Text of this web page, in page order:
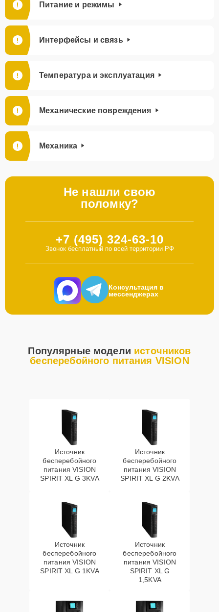
Питание и режимы
Интерфейсы и связь
Температура и эксплуатация
Механические повреждения
Механика
Не нашли свою
поломку?
+7 (495) 324-63-10
Звонок бесплатный по всей территории РФ
Консультация в
мессенджерах
Популярные модели источников
бесперебойного питания VISION
Источник
бесперебойного
питания VISION
SPIRIT XL G 3KVA
Источник
бесперебойного
питания VISION
SPIRIT XL G 2KVA
Источник
бесперебойного
питания VISION
SPIRIT XL G 1KVA
Источник
бесперебойного
питания VISION
SPIRIT XL G
1,5KVA